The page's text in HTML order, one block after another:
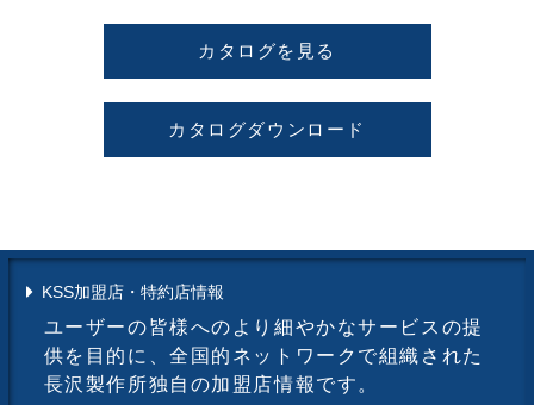
カタログを見る
カタログダウンロード
KSS加盟店・特約店情報
ユーザーの皆様へのより細やかなサービスの提
供を目的に、全国的ネットワークで組織された
長沢製作所独自の加盟店情報です。